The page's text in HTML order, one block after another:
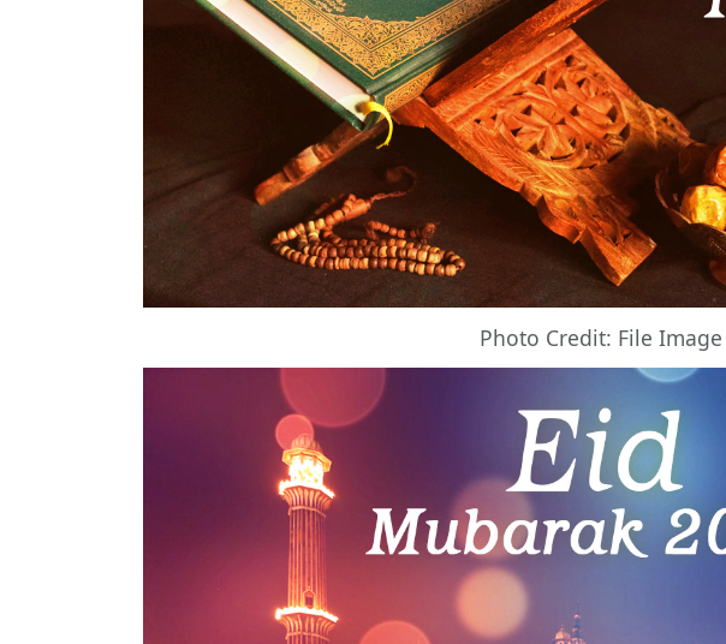
Photo Credit: File Image